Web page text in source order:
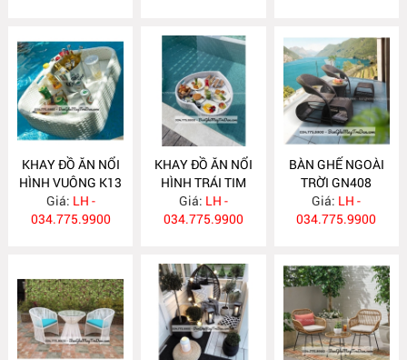
KHAY ĐỒ ĂN NỔI
HÌNH VUÔNG K13
Giá: LH -
034.775.9900
KHAY ĐỒ ĂN NỔI
HÌNH TRÁI TIM
K12
Giá: LH -
034.775.9900
BÀN GHẾ NGOÀI
TRỜI GN408
Giá: LH -
034.775.9900